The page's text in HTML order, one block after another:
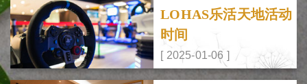
LOHAS乐活天地活动
时间
[ 2025-01-06 ]